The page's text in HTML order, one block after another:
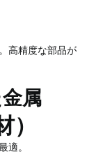
高精度な部品が
属
適。